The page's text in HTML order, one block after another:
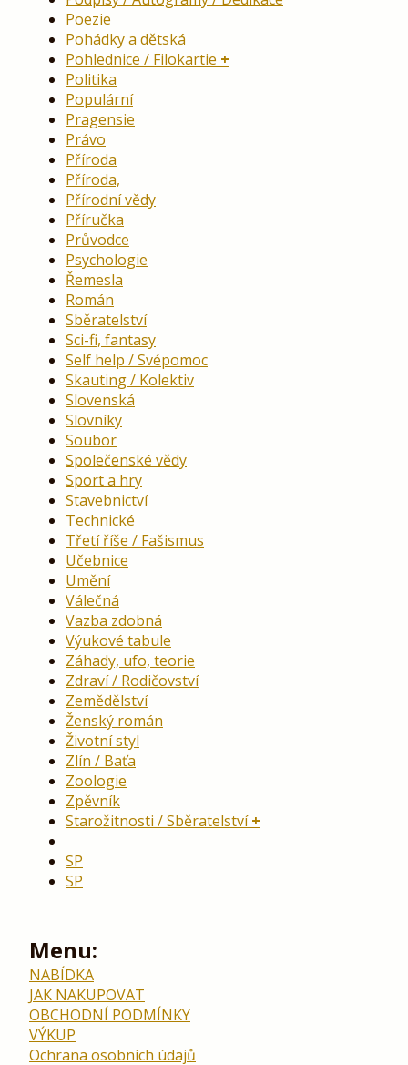
Poezie
Pohádky a dětská
Pohlednice / Filokartie
Politika
Populární
Pragensie
Právo
Příroda
Příroda,
Přírodní vědy
Příručka
Průvodce
Psychologie
Řemesla
Román
Sběratelství
Sci-fi, fantasy
Self help / Svépomoc
Skauting / Kolektiv
Slovenská
Slovníky
Soubor
Společenské vědy
Sport a hry
Stavebnictví
Technické
Třetí říše / Fašismus
Učebnice
Umění
Válečná
Vazba zdobná
Výukové tabule
Záhady, ufo, teorie
Zdraví / Rodičovství
Zemědělství
Ženský román
Životní styl
Zlín / Baťa
Zoologie
Zpěvník
Starožitnosti / Sběratelství
SP
SP
Menu:
NABÍDKA
JAK NAKUPOVAT
OBCHODNÍ PODMÍNKY
VÝKUP
Ochrana osobních údajů